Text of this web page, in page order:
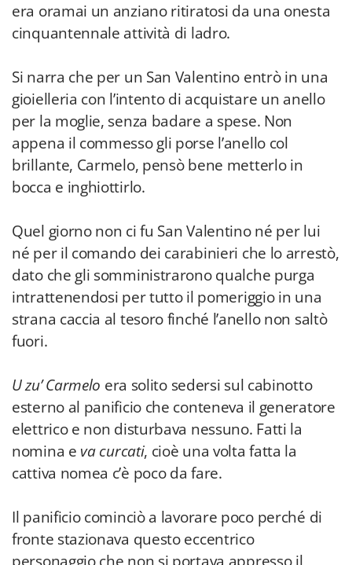
era oramai un anziano ritiratosi da una onesta
cinquantennale attività di ladro.
Si narra che per un San Valentino entrò in una
gioielleria con l’intento di acquistare un anello
per la moglie, senza badare a spese. Non
appena il commesso gli porse l’anello col
brillante, Carmelo, pensò bene metterlo in
bocca e inghiottirlo.
Quel giorno non ci fu San Valentino né per lui
né per il comando dei carabinieri che lo arrestò,
dato che gli somministrarono qualche purga
intrattenendosi per tutto il pomeriggio in una
strana caccia al tesoro finché l’anello non saltò
fuori.
U zu’ Carmelo era solito sedersi sul cabinotto
esterno al panificio che conteneva il generatore
elettrico e non disturbava nessuno. Fatti la
nomina e va curcati, cioè una volta fatta la
cattiva nomea c’è poco da fare.
Il panificio cominciò a lavorare poco perché di
fronte stazionava questo eccentrico